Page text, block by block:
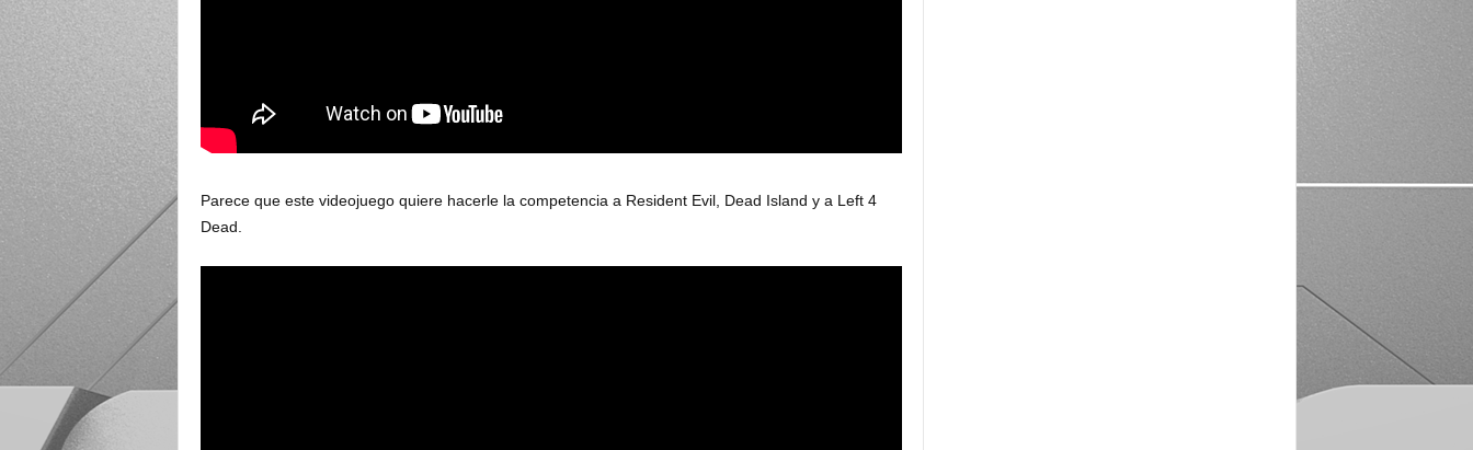
Parece que este videojuego quiere hacerle la competencia a Resident Evil, Dead Island y a Left 4
Dead.